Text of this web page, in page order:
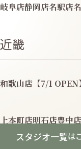
スタジオ一覧は
岐阜店静岡店名駅店
近畿
和歌山店【7/1 OPEN】
上本町店明石店豊中店